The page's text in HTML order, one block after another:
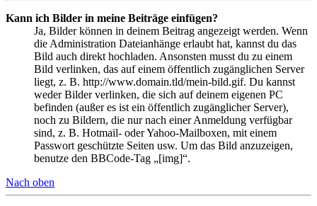
Kann ich Bilder in meine Beiträge einfügen?
Ja, Bilder können in deinem Beitrag angezeigt werden. Wenn
die Administration Dateianhänge erlaubt hat, kannst du das
Bild auch direkt hochladen. Ansonsten musst du zu einem
Bild verlinken, das auf einem öffentlich zugänglichen Server
liegt, z. B. http://www.domain.tld/mein-bild.gif. Du kannst
weder Bilder verlinken, die sich auf deinem eigenen PC
befinden (außer es ist ein öffentlich zugänglicher Server),
noch zu Bildern, die nur nach einer Anmeldung verfügbar
sind, z. B. Hotmail- oder Yahoo-Mailboxen, mit einem
Passwort geschützte Seiten usw. Um das Bild anzuzeigen,
benutze den BBCode-Tag „[img]“.
Nach oben